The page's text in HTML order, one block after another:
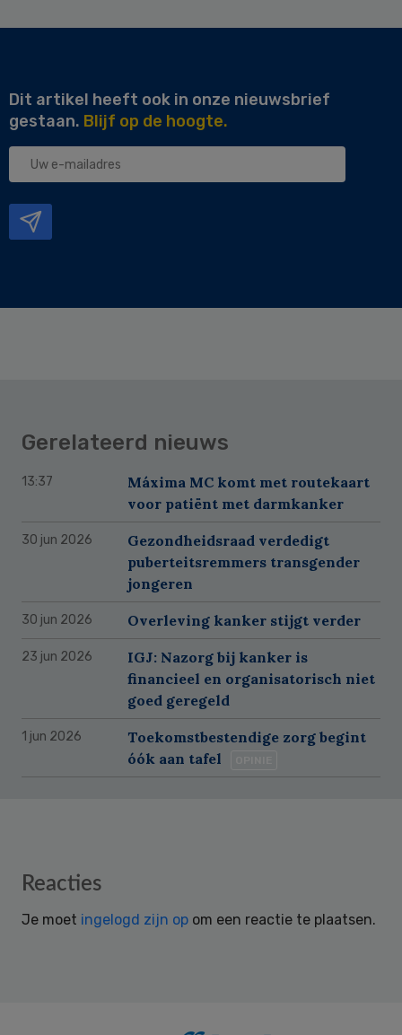
Dit artikel heeft ook in onze nieuwsbrief
gestaan. Blijf op de hoogte.
Uw
Gerelateerd nieuws
13:37
Máxima MC komt met routekaart
voor patiënt met darmkanker
30 jun 2026
Gezondheidsraad verdedigt
puberteitsremmers transgender
jongeren
30 jun 2026 Overleving kanker stijgt verder
23 jun 2026
IGJ: Nazorg bij kanker is
financieel en organisatorisch niet
goed geregeld
1 jun 2026
Toekomstbestendige zorg begint
óók aan tafel
Reader
Reacties
Je moet ingelogd zijn op om een reactie te plaatsen.